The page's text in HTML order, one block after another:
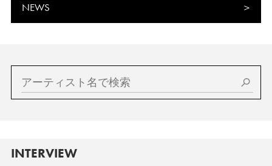
NEWS
INTERVIEW